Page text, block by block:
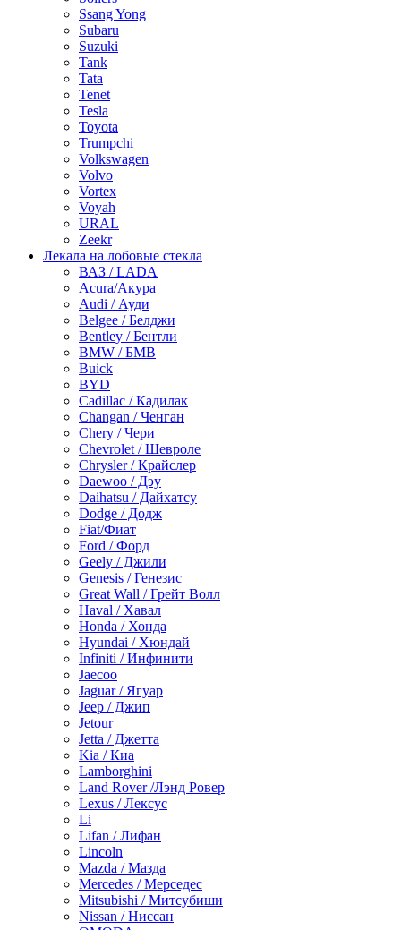
Ssang Yong
Subaru
Suzuki
Tank
Tata
Tenet
Tesla
Toyota
Trumpchi
Volkswagen
Volvo
Vortex
Voyah
URAL
Zeekr
Лекала на лобовые стекла
ВАЗ / LADA
Acura/Акура
Audi / Ауди
Belgee / Белджи
Bentley / Бентли
BMW / БМВ
Buick
BYD
Cadillac / Кадилак
Changan / Ченган
Chery / Чери
Chevrolet / Шевроле
Chrysler / Крайслер
Daewoo / Дэу
Daihatsu / Дайхатсу
Dodge / Додж
Fiat/Фиат
Ford / Форд
Geely / Джили
Genesis / Генезис
Great Wall / Грейт Волл
Haval / Хавал
Honda / Хонда
Hyundai / Хюндай
Infiniti / Инфинити
Jaecoo
Jaguar / Ягуар
Jeep / Джип
Jetour
Jetta / Джетта
Kia / Киа
Lamborghini
Land Rover /Лэнд Ровер
Lexus / Лексус
Li
Lifan / Лифан
Lincoln
Mazda / Мазда
Mercedes / Мерседес
Mitsubishi / Митсубиши
Nissan / Ниссан